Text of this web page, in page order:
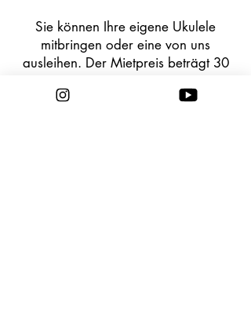
Sie können Ihre eigene Ukulele
mitbringen oder eine von uns
ausleihen. Der Mietpreis beträgt 30